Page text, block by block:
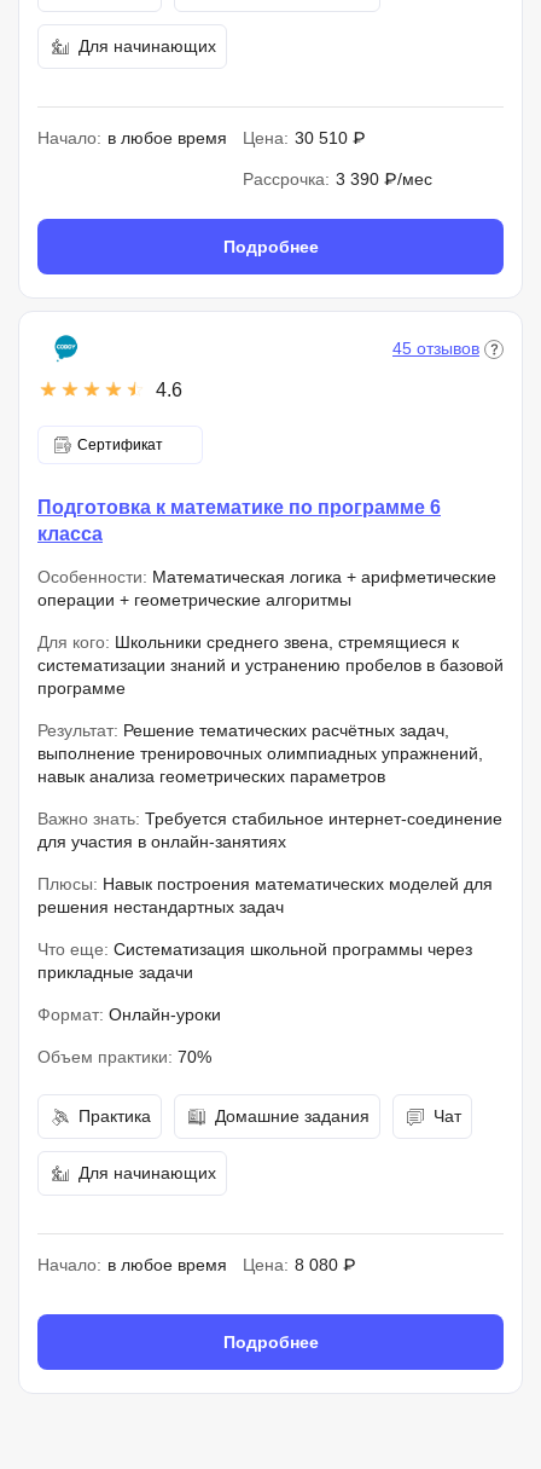
Для начинающих
Начало: в любое время Цена: 30 510 ₽
Рассрочка: 3 390 ₽/мес
Подробнее
4.6
45 отзывов
Сертификат
Подготовка к математике по программе 6
класса
Особенности: Математическая логика + арифметические
операции + геометрические алгоритмы
Для кого: Школьники среднего звена, стремящиеся к
систематизации знаний и устранению пробелов в базовой
программе
Результат: Решение тематических расчётных задач,
выполнение тренировочных олимпиадных упражнений,
навык анализа геометрических параметров
Важно знать: Требуется стабильное интернет-соединение
для участия в онлайн-занятиях
Плюсы: Навык построения математических моделей для
решения нестандартных задач
Что еще: Систематизация школьной программы через
прикладные задачи
Формат: Онлайн-уроки
Объем практики: 70%
Практика Домашние задания Чат
Для начинающих
Начало: в любое время Цена: 8 080 ₽
Подробнее